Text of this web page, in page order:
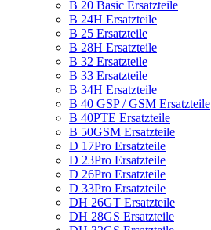
B 20 Basic Ersatzteile
B 24H Ersatzteile
B 25 Ersatzteile
B 28H Ersatzteile
B 32 Ersatzteile
B 33 Ersatzteile
B 34H Ersatzteile
B 40 GSP / GSM Ersatzteile
B 40PTE Ersatzteile
B 50GSM Ersatzteile
D 17Pro Ersatzteile
D 23Pro Ersatzteile
D 26Pro Ersatzteile
D 33Pro Ersatzteile
DH 26GT Ersatzteile
DH 28GS Ersatzteile